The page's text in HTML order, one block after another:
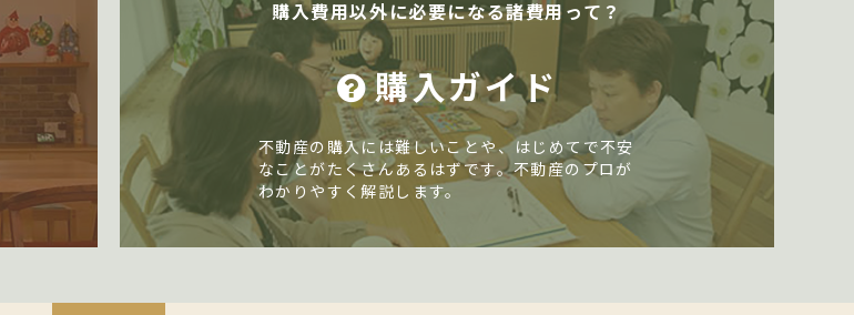
購入費用以外に必要になる諸費用って？
購入ガイド
不動産の購入には難しいことや、はじめてで不安
なことがたくさんあるはずです。不動産のプロが
わかりやすく解説します。